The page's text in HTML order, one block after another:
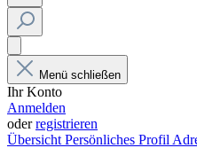
Menü schließen
Ihr Konto
Anmelden
oderregistrieren
Übersicht Persönliches Profil